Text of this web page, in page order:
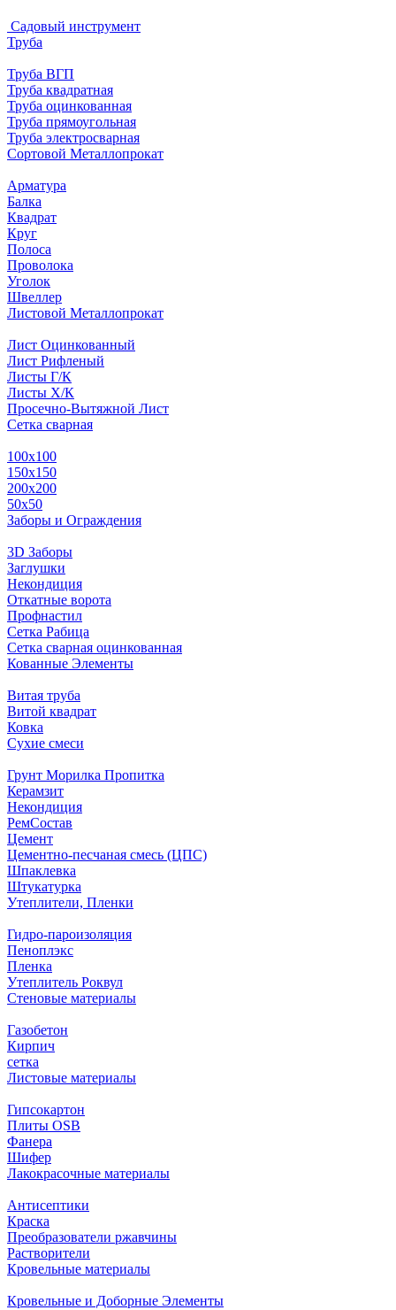
Садовый инструмент
Труба
Труба ВГП
Труба квадратная
Труба оцинкованная
Труба прямоугольная
Труба электросварная
Сортовой Металлопрокат
Арматура
Балка
Квадрат
Круг
Полоса
Проволока
Уголок
Швеллер
Листовой Металлопрокат
Лист Оцинкованный
Лист Рифленый
Листы Г/К
Листы Х/К
Просечно-Вытяжной Лист
Сетка сварная
100х100
150х150
200х200
50х50
Заборы и Ограждения
3D Заборы
Заглушки
Некондиция
Откатные ворота
Профнастил
Сетка Рабица
Сетка сварная оцинкованная
Кованные Элементы
Витая труба
Витой квадрат
Ковка
Сухие смеси
Грунт Морилка Пропитка
Керамзит
Некондиция
РемСостав
Цемент
Цементно-песчаная смесь (ЦПС)
Шпаклевка
Штукатурка
Утеплители, Пленки
Гидро-пароизоляция
Пеноплэкс
Пленка
Утеплитель Роквул
Стеновые материалы
Газобетон
Кирпич
сетка
Листовые материалы
Гипсокартон
Плиты ОSB
Фанера
Шифер
Лакокрасочные материалы
Антисептики
Краска
Преобразователи ржавчины
Растворители
Кровельные материалы
Кровельные и Доборные Элементы